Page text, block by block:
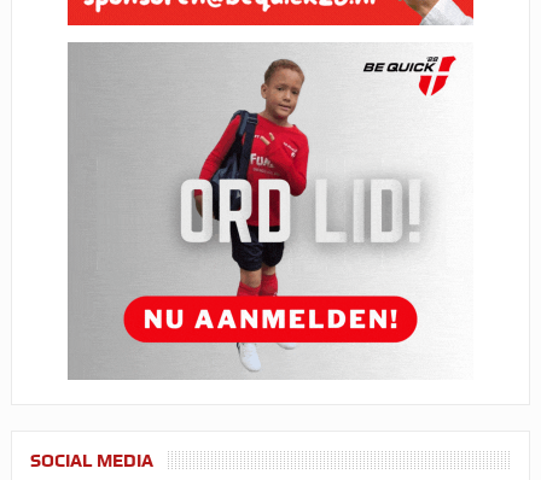
SOCIAL MEDIA